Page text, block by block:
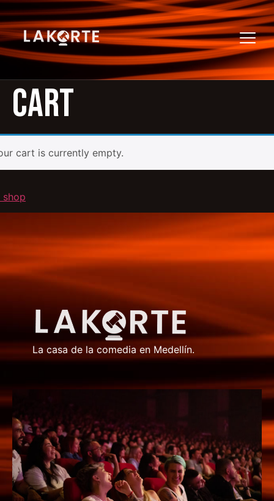
Cart
cart is currently empty.
shop
La casa de la comedia en Medellín.